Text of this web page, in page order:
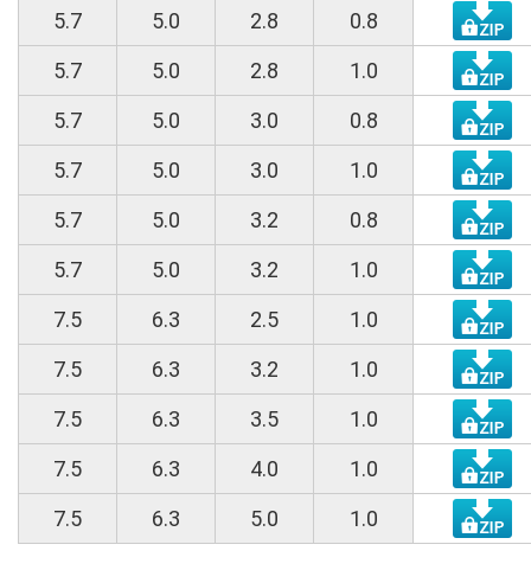
5.7
5.0 2.8
0.8
5.7
5.0 2.8
1.0
5.7
5.0 3.0
0.8
5.7
5.0 3.0
1.0
5.7
5.0 3.2
0.8
5.7
5.0 3.2
1.0
7.5
6.3 2.5
1.0
7.5
6.3 3.2
1.0
7.5
6.3 3.5
1.0
7.5
6.3 4.0
1.0
7.5
6.3 5.0 1.0